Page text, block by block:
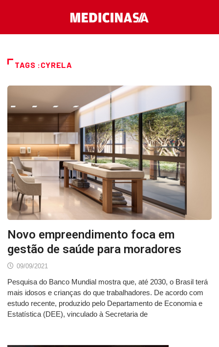
TAGS :CYRELA
Novo empreendimento foca em
gestão de saúde para moradores
09/09/2021
Pesquisa do Banco Mundial mostra que, até 2030, o Brasil terá
mais idosos e crianças do que trabalhadores. De acordo com
estudo recente, produzido pelo Departamento de Economia e
Estatística (DEE), vinculado à Secretaria de